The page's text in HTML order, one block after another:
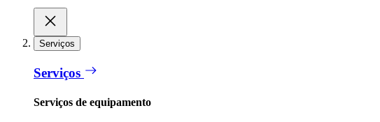
Serviços
Serviços
Serviços de equipamento